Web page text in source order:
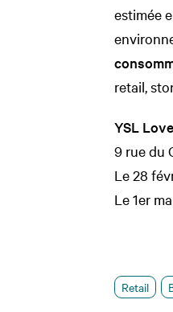
estimée
retail,
YSL
9 rue du
Le 28
Le 1er
Retail